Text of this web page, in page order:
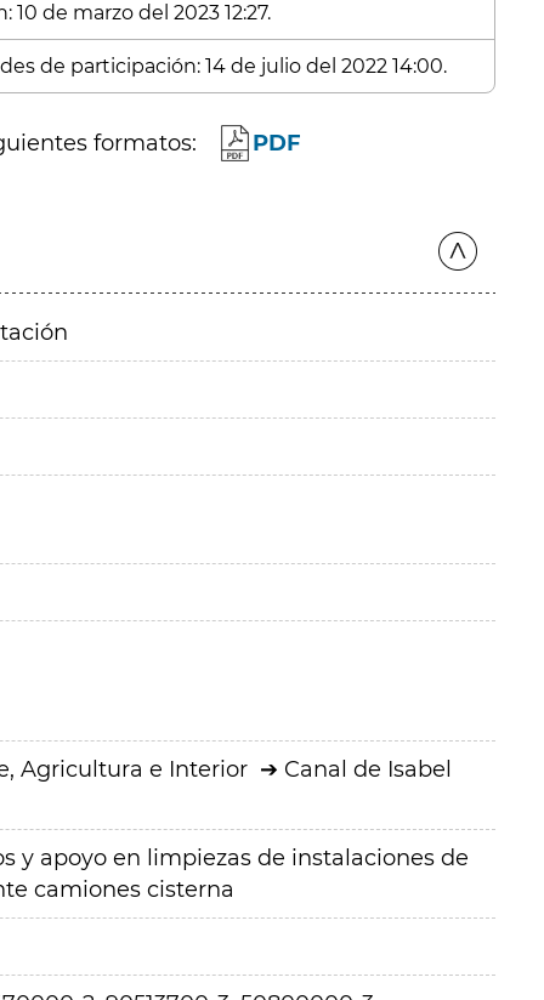
de marzo del 2023 12:27.
de participación: 14 de julio del 2022 14:00.
formatos: PDF
Agricultura e Interior
Canal de Isabel
y apoyo en limpiezas de instalaciones de
camiones cisterna